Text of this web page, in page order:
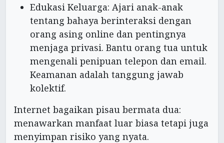
Edukasi Keluarga: Ajari anak-anak
tentang bahaya berinteraksi dengan
orang asing online dan pentingnya
menjaga privasi. Bantu orang tua untuk
mengenali penipuan telepon dan email.
Keamanan adalah tanggung jawab
kolektif.
Internet bagaikan pisau bermata dua:
menawarkan manfaat luar biasa tetapi juga
menyimpan risiko yang nyata.